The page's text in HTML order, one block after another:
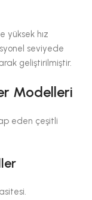
yüksek hız
seviyede
geliştirilmiştir.
Modelleri
eden çeşitli